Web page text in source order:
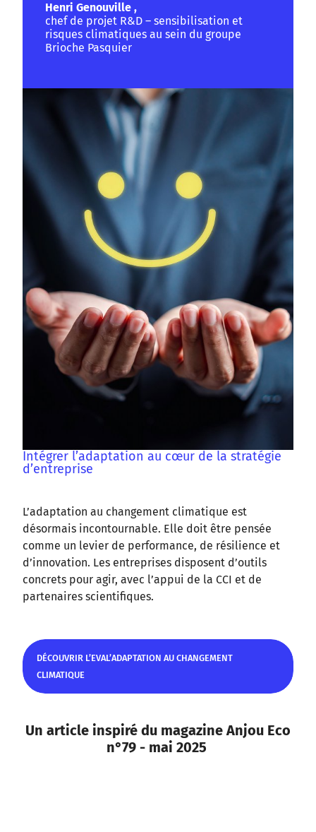
Henri Genouville ,
chef de projet R&D – sensibilisation et
risques climatiques au sein du groupe
Brioche Pasquier
Intégrer l’adaptation au cœur de la stratégie
d’entreprise
L’adaptation au changement climatique est
désormais incontournable. Elle doit être pensée
comme un levier de performance, de résilience et
d’innovation. Les entreprises disposent d’outils
concrets pour agir, avec l’appui de la CCI et de
partenaires scientifiques.
DÉCOUVRIR L’EVAL’ADAPTATION AU CHANGEMENT
CLIMATIQUE
CLIMATIQUE
Un article inspiré du magazine Anjou Eco
n°79 - mai 2025